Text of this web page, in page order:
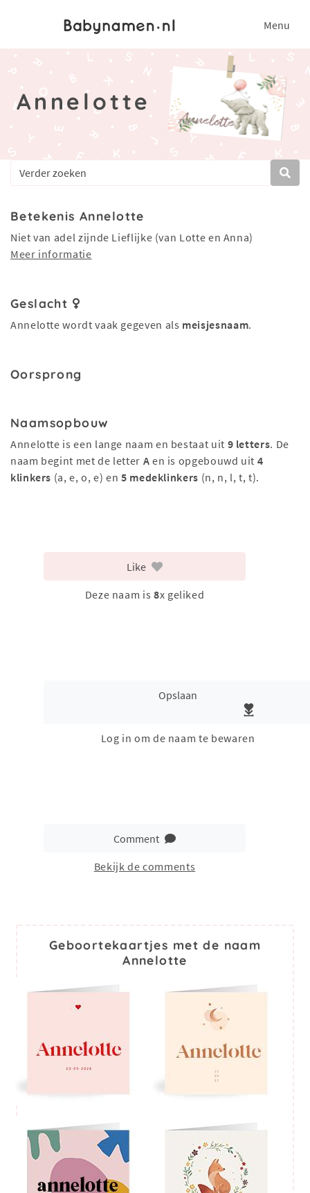
Menu
Annelotte
Betekenis Annelotte
Niet van adel zijnde Lieflijke (van Lotte en Anna)
Meer informatie
Geslacht
Annelotte wordt vaak gegeven als meisjesnaam.
Oorsprong
Naamsopbouw
Annelotte is een lange naam en bestaat uit 9 letters. De
naam begint met de letter A en is opgebouwd uit 4
klinkers (a, e, o, e) en5 medeklinkers (n, n, l, t, t).
Like
Deze naam is 8x geliked
Opslaan
Log in om de naam te bewaren
Comment
Bekijk de comments
Geboortekaartjes met de naam
Annelotte